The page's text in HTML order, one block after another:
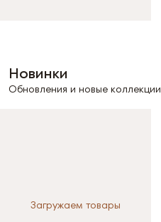
Новинки
Обновления и новые коллекции
Загружаем товары